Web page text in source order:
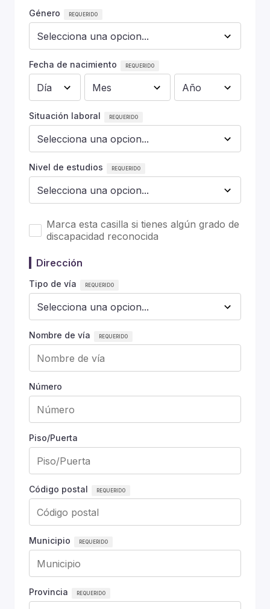
Género
Fecha de nacimiento
Situación laboral
Nivel de estudios
Marca esta casilla si tienes algún grado de
discapacidad reconocida
Dirección
Tipo de vía
Nombre de vía
Número
Piso/Puerta
Código postal
Municipio
Provincia